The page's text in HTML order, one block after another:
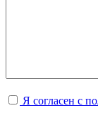
Я согласен с